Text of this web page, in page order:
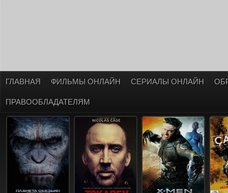
ГЛАВНАЯ ФИЛЬМЫ ОНЛАЙН СЕРИАЛЫ ОНЛАЙН
ПРАВООБЛАДАТЕЛЯМ